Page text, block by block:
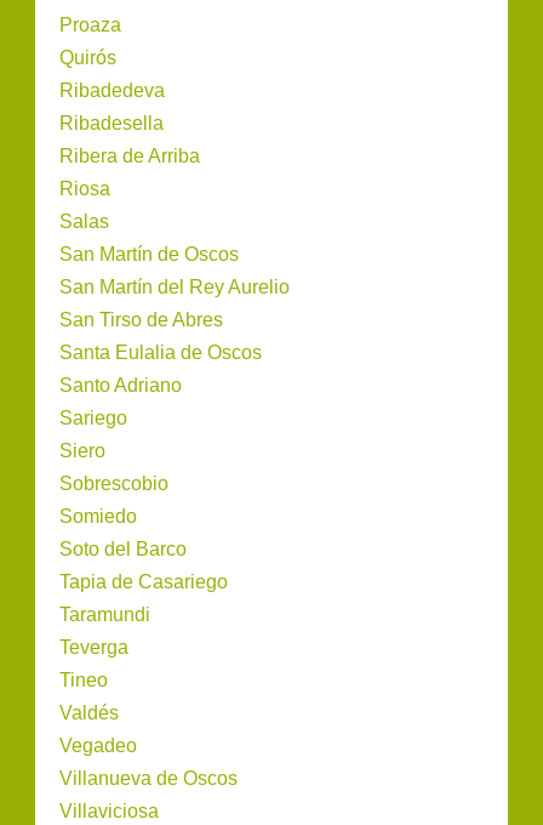
Proaza
Quirós
Ribadedeva
Ribadesella
Ribera de Arriba
Riosa
Salas
San Martín de Oscos
San Martín del Rey Aurelio
San Tirso de Abres
Santa Eulalia de Oscos
Santo Adriano
Sariego
Siero
Sobrescobio
Somiedo
Soto del Barco
Tapia de Casariego
Taramundi
Teverga
Tineo
Valdés
Vegadeo
Villanueva de Oscos
Villaviciosa